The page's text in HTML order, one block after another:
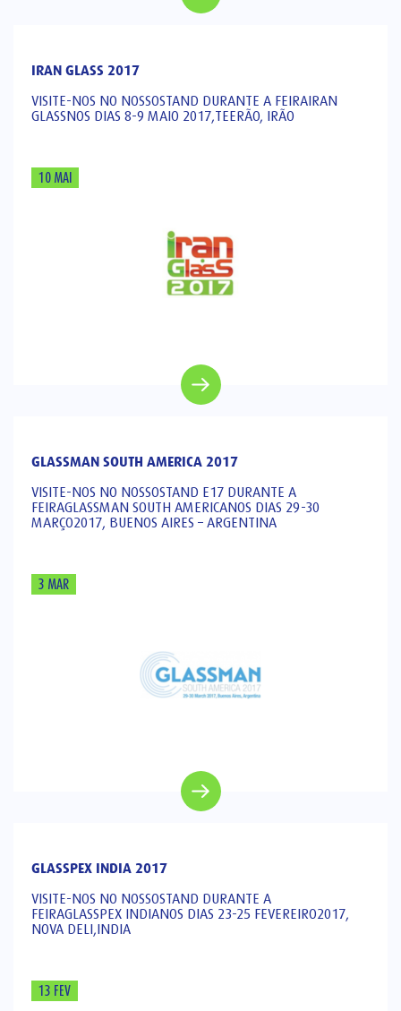
IRAN GLASS 2017
VISITE-NOS NO NOSSOSTAND DURANTE A FEIRAIRAN
GLASSNOS DIAS 8-9 MAIO 2017,TEERÃO, IRÃO
10 MAI
GLASSMAN SOUTH AMERICA 2017
VISITE-NOS NO NOSSOSTAND E17 DURANTE A
FEIRAGLASSMAN SOUTH AMERICANOS DIAS 29-30
MARÇO2017, BUENOS AIRES – ARGENTINA
3 MAR
GLASSPEX INDIA 2017
VISITE-NOS NO NOSSOSTAND DURANTE A
FEIRAGLASSPEX INDIANOS DIAS 23-25 FEVEREIRO2017,
NOVA DELI,INDIA
13 FEV